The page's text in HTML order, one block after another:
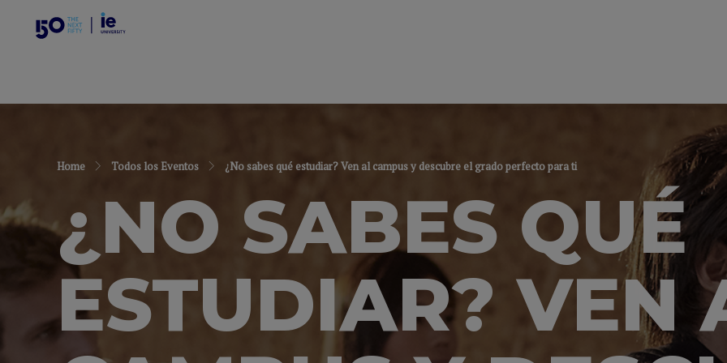
Home Todos los Eventos ¿No sabes qué estudiar? Ven al campus y descubre el grado perfecto para ti
¿NO SABES QUÉ
ESTUDIAR? VEN